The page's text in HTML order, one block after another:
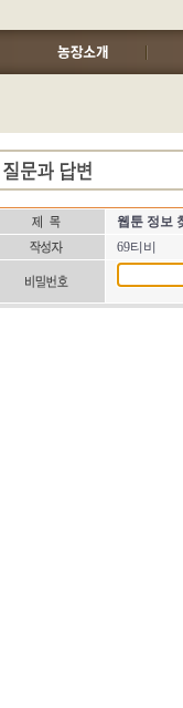
웹툰 정보
69티비